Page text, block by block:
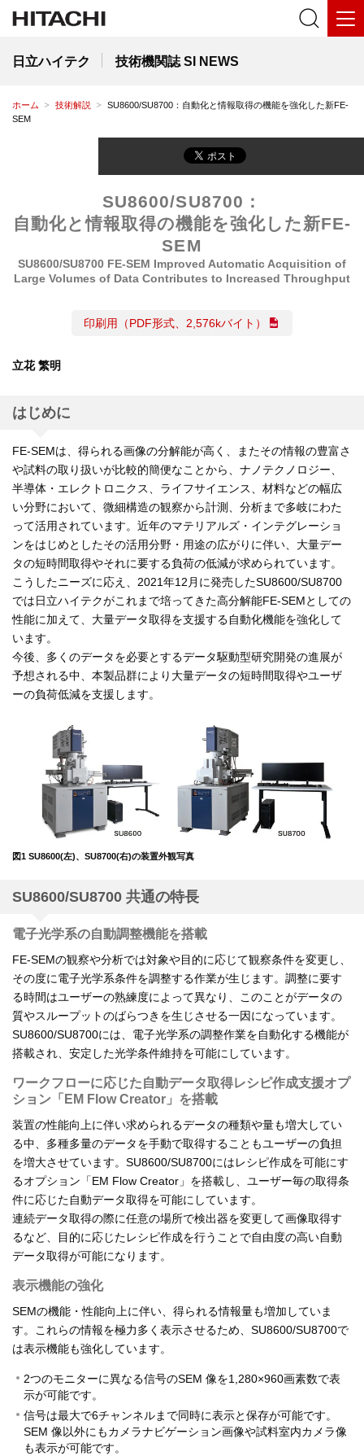
日立ハイテク 技術機関誌 SI NEWS
ホーム 技術解説
SU8600/SU8700：自動化と情報取得の機能を強化した新FE-
SEM
SU8600/SU8700：
自動化と情報取得の機能を強化した新FE-
SEM
SU8600/SU8700 FE-SEM Improved Automatic Acquisition of
Large Volumes of Data Contributes to Increased Throughput
印刷用（PDF形式、2,576kバイト）
立花 繁明
はじめに
FE-SEMは、得られる画像の分解能が高く、またその情報の豊富さ
や試料の取り扱いが比較的簡便なことから、ナノテクノロジー、
半導体・エレクトロニクス、ライフサイエンス、材料などの幅広
い分野において、微細構造の観察から計測、分析まで多岐にわた
って活用されています。近年のマテリアルズ・インテグレーショ
ンをはじめとしたその活用分野・用途の広がりに伴い、大量デー
タの短時間取得やそれに要する負荷の低減が求められています。
こうしたニーズに応え、2021年12月に発売したSU8600/SU8700
では日立ハイテクがこれまで培ってきた高分解能FE-SEMとしての
性能に加えて、大量データ取得を支援する自動化機能を強化して
います。
今後、多くのデータを必要とするデータ駆動型研究開発の進展が
予想される中、本製品群により大量データの短時間取得やユーザ
ーの負荷低減を支援します。
図1 SU8600(左)、SU8700(右)の装置外観写真
SU8600/SU8700 共通の特長
電子光学系の自動調整機能を搭載
FE-SEMの観察や分析では対象や目的に応じて観察条件を変更し、
その度に電子光学系条件を調整する作業が生じます。調整に要す
る時間はユーザーの熟練度によって異なり、このことがデータの
質やスループットのばらつきを生じさせる一因になっています。
SU8600/SU8700には、電子光学系の調整作業を自動化する機能が
搭載され、安定した光学条件維持を可能にしています。
ワークフローに応じた自動データ取得レシピ作成支援オプ
ション「EM Flow Creator」を搭載
装置の性能向上に伴い求められるデータの種類や量も増大してい
る中、多種多量のデータを手動で取得することもユーザーの負担
を増大させています。SU8600/SU8700にはレシピ作成を可能にす
るオプション「EM Flow Creator」を搭載し、ユーザー毎の取得条
件に応じた自動データ取得を可能にしています。
連続データ取得の際に任意の場所で検出器を変更して画像取得す
るなど、目的に応じたレシピ作成を行うことで自由度の高い自動
データ取得が可能になります。
表示機能の強化
SEMの機能・性能向上に伴い、得られる情報量も増加していま
す。これらの情報を極力多く表示させるため、SU8600/SU8700で
は表示機能も強化しています。
2つのモニターに異なる信号のSEM 像を1,280×960画素数で表
示が可能です。
信号は最大で6チャンネルまで同時に表示と保存が可能です。
SEM 像以外にもカメラナビゲーション画像や試料室内カメラ像
も表示が可能です。